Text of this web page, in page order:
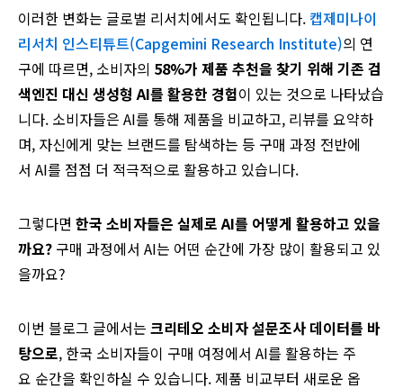
이러한 변화는 글로벌 리서치에서도 확인됩니다. 캡제미나이
리서치 인스티튜트(Capgemini Research Institute)의 연
구에 따르면, 소비자의 58%가 제품 추천을 찾기 위해 기존 검
색엔진 대신 생성형 AI를 활용한 경험이 있는 것으로 나타났습
니다. 소비자들은 AI를 통해 제품을 비교하고, 리뷰를 요약하
며, 자신에게 맞는 브랜드를 탐색하는 등 구매 과정 전반에
서 AI를 점점 더 적극적으로 활용하고 있습니다.
그렇다면 한국 소비자들은 실제로AI를 어떻게 활용하고 있을
까요? 구매 과정에서 AI는 어떤 순간에 가장 많이 활용되고 있
을까요?
이번 블로그 글에서는 크리테오 소비자설문조사 데이터를 바
탕으로, 한국 소비자들이 구매 여정에서 AI를 활용하는 주
요 순간을 확인하실 수 있습니다.제품 비교부터 새로운 옵